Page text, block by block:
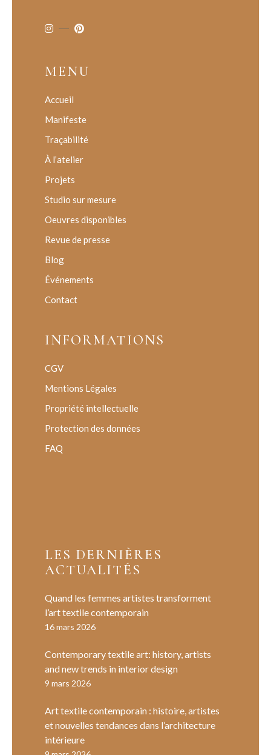
MENU
Accueil
Manifeste
Traçabilité
À l’atelier
Projets
Studio sur mesure
Oeuvres disponibles
Revue de presse
Blog
Événements
Contact
INFORMATIONS
CGV
Mentions Légales
Propriété intellectuelle
Protection des données
FAQ
LES DERNIÈRES
ACTUALITÉS
Quand les femmes artistes transforment
l’art textile contemporain
16 mars 2026
Contemporary textile art: history, artists
and new trends in interior design
9 mars 2026
Art textile contemporain : histoire, artistes
et nouvelles tendances dans l’architecture
intérieure